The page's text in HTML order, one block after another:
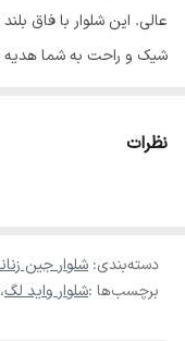
عالی. این شلوار با فاق
شیک و راحت به شما
♥️✨در صورت سایز
نظرات
دسته‌بندی: شلوار جین
برچسب‌ها :شلوار واید لگ،